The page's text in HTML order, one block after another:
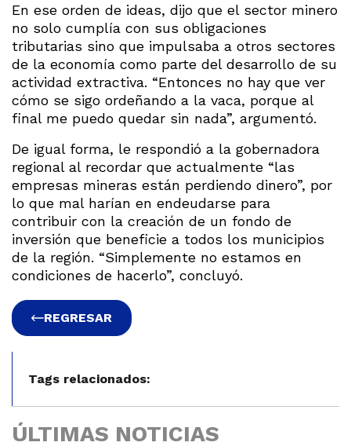
En ese orden de ideas, dijo que el sector minero
no solo cumplía con sus obligaciones
tributarias sino que impulsaba a otros sectores
de la economía como parte del desarrollo de su
actividad extractiva. “Entonces no hay que ver
cómo se sigo ordeñando a la vaca, porque al
final me puedo quedar sin nada”, argumentó.
De igual forma, le respondió a la gobernadora
regional al recordar que actualmente “las
empresas mineras están perdiendo dinero”, por
lo que mal harían en endeudarse para
contribuir con la creación de un fondo de
inversión que beneficie a todos los municipios
de la región. “Simplemente no estamos en
condiciones de hacerlo”, concluyó.
REGRESAR
Tags relacionados:
ÚLTIMAS NOTICIAS